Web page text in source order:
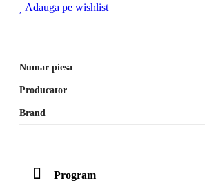
Adauga pe wishlist
Numar piesa
Producator
Brand
Program